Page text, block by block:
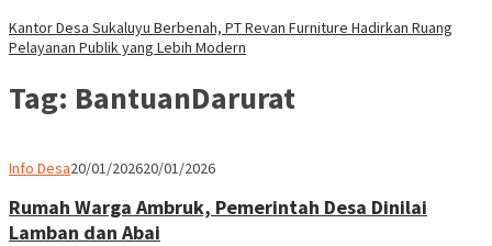
Kantor Desa Sukaluyu Berbenah, PT Revan Furniture Hadirkan Ruang
Pelayanan Publik yang Lebih Modern
Tag: BantuanDarurat
Info DesaParlemen
20/01/202620/01/2026
Rumah Warga Ambruk, Pemerintah Desa Dinilai
Lamban dan Abai